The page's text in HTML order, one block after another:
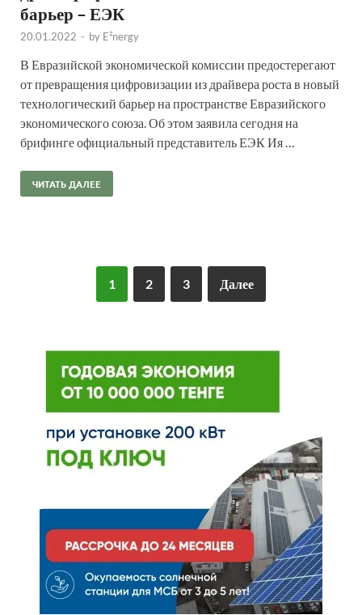
барьер – ЕЭК
20.01.2022 - by E²nergy
В Евразийской экономической комиссии предостерегают
от превращения цифровизации из драйвера роста в новый
технологический барьер на пространстве Евразийского
экономического союза. Об этом заявила сегодня на
брифинге официальный представитель ЕЭК Ия …
ЧИТАТЬ ДАЛЕЕ
1 2 3 Далее